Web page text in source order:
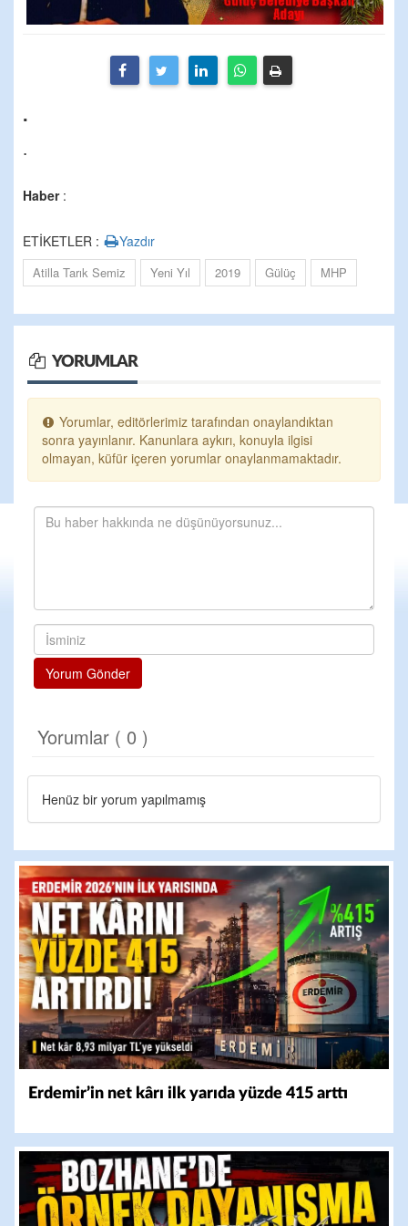
.
.
Haber:
ETİKETLER : Yazdır
Atilla Tarık Semiz Yeni Yıl 2019 Gülüç MHP
YORUMLAR
Yorumlar, editörlerimiz tarafından onaylandıktan
sonra yayınlanır. Kanunlara aykırı, konuyla ilgisi
olmayan, küfür içeren yorumlar onaylanmamaktadır.
Yorum Gönder
Yorumlar ( 0 )
Henüz bir yorum yapılmamış
Erdemir’in net kârı ilk yarıda yüzde 415 arttı